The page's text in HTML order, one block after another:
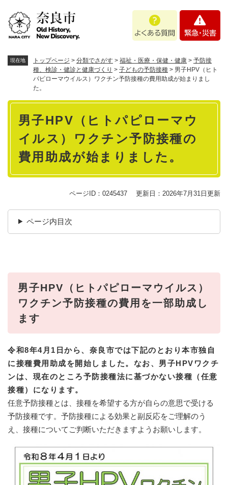
あ
問
・
現在地 トップページ > 分類でさがす > 福祉・医療・保健・健康 > 予防接
種、検診・健診と健康づくり > 子どもの予防接種 > 男子HPV（ヒト
パピローマウイルス）ワクチン予防接種の費用助成が始まりまし
た。
本
男子HPV（ヒトパピローマウ
イルス）ワクチン予防接種の
費用助成が始まりました。
ページID：0245437 更新日：2026年7月31日更新
ページ内目次
男子HPV（ヒトパピローマウイルス）
ワクチン予防接種の費用を一部助成し
ます
令和8年4月1日から、奈良市では下記のとおり本市独自
に接種費用助成を開始しました。なお、男子HPVワクチ
ンは、現在のところ予防接種法に基づかない接種（任意
接種）になります。
任意予防接種とは、接種を希望する方が自らの意思で受ける
予防接種です。予防接種による効果と副反応をご理解のう
え、接種についてご判断いただきますようお願いします。​